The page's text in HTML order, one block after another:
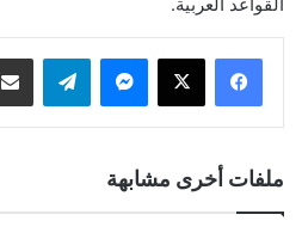
ماسنجر تيلقرام
ملفات أخرى مشابهة